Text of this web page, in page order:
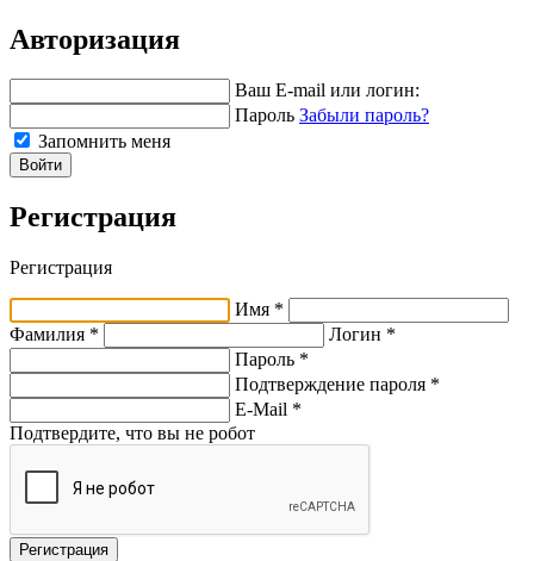
Авторизация
Ваш E-mail или логин:
Пароль Забыли пароль?
Запомнить меня
Войти
Регистрация
Регистрация
Имя *
Фамилия *
Логин *
Пароль *
Подтверждение пароля *
E-Mail *
Подтвердите, что вы не робот
Регистрация